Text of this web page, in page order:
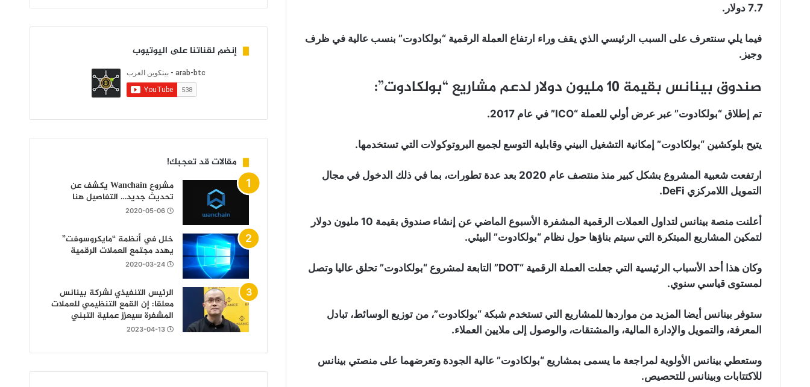
7.7 دولار.
فيما يلي سنتعرف على السبب الرئيسي الذي يقف وراء ارتفاع العملة الرقمية “بولكادوت” بنسب عالية في ظرف
وجيز.
صندوق بينانس بقيمة 10 مليون دولار لدعم مشاريع “بولكادوت”:
تم إطلاق “بولكادوت” عبر عرض أولي للعملة “ICO” في عام 2017.
يتيح بلوكشين “بولكادوت” إمكانية التشغيل البيني وقابلية التوسع لجميع البروتوكولات التي تستخدمها.
ارتفعت شعبية المشروع بشكل كبير منذ منتصف عام 2020 بعد عدة تطورات، بما في ذلك الدخول في مجال
التمويل اللامركزي DeFi.
أعلنت منصة بينانس لتداول العملات الرقمية المشفرة الأسبوع الماضي عن إنشاء صندوق بقيمة 10 مليون دولار
لتمكين المشاريع المبتكرة التي سيتم بناؤها حول نظام “بولكادوت” البيئي.
وكان هذا أحد الأسباب الرئيسية التي جعلت العملة الرقمية “DOT” التابعة لمشروع “بولكادوت” تحلق عاليا وتصل
لمستوى قياسي سنوي.
ستوفر بينانس أيضا المزيد من مواردها للمشاريع التي تستخدم شبكة “بولكادوت”، من توزيع الوسائط، تبادل
المعرفة، والتمويل والإدارة المالية، والمشتقات، والوصول إلى ملايين العملاء.
وستعطي بينانس الأولوية لمراجعة ما يسمى بمشاريع “بولكادوت” عالية الجودة وتعرضهما على منصتي بينانس
للاكتتابات وبينانس للتحصيص.
إنضم لقناتنا على اليوتيوب
مقالات قد تعجبك!
مشروع Wanchain يكشف عن
تحديث جديد… التفاصيل هنا
2020-05-06
خلل في أنظمة “مايكروسوفت”
يهدد مجتمع العملات الرقمية
2020-03-24
الرئيس التنفيذي لشركة بينانس
معلقا: إن القمع التنظيمي للعملات
المشفرة سيعزز عملية التبني
2023-04-13